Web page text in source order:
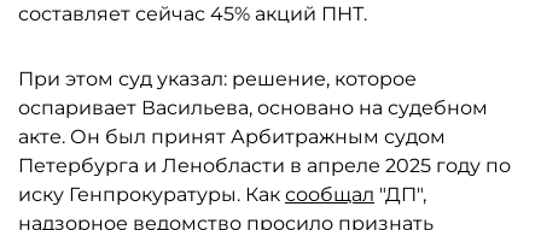
составляет сейчас 45% акций ПНТ.
При этом суд указал: решение, которое
оспаривает Васильева, основано на судебном
акте. Он был принят Арбитражным судом
Петербурга и Ленобласти в апреле 2025 году по
иску Генпрокуратуры. Как сообщал "ДП",
надзорное ведомство просило признать